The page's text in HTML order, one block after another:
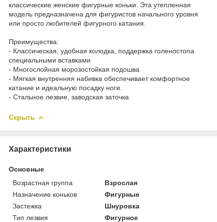
классические женские фигурные коньки. Эта утепленная
модель предназначена для фигуристов начального уровня
или просто любителей фигурного катания.
Преимущества:
- Классическая, удобная колодка, поддержка голеностопа
специальными вставками
- Многослойная морозостойкая подошва
- Мягкая внутренняя набивка обеспечивает комфортное
катание и идеальную посадку ноги.
- Стальное лезвие, заводская заточка
Скрыть
Характеристики
Основные
Возрастная группа
Взрослая
Назначение коньков
Фигурные
Застежка
Шнуровка
Тип лезвия
Фигурное